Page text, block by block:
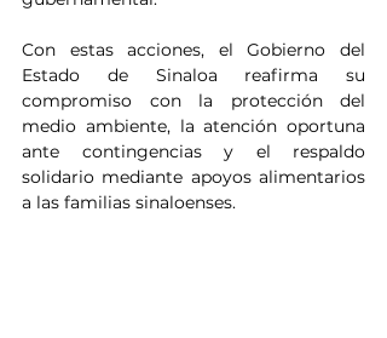
Con estas acciones, el Gobierno del
Estado de Sinaloa reafirma su
compromiso con la protección del
medio ambiente, la atención oportuna
ante contingencias y el respaldo
solidario mediante apoyos alimentarios
a las familias sinaloenses.